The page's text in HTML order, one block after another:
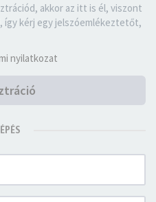
akkor az itt is él, viszont
így kérj egy jelszóemlékeztetőt,
nyilatkozat